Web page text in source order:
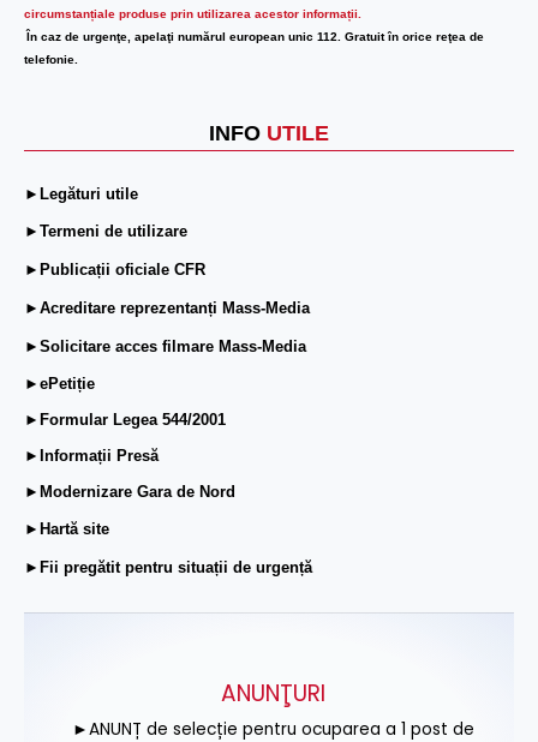
circumstanțiale produse prin utilizarea acestor informații.
În caz de urgenţe, apelaţi numărul european unic 112. Gratuit în orice reţea de
telefonie.
INFO UTILE
►Legături utile
►Termeni de utilizare
►Publicații oficiale CFR
►Acreditare reprezentanți Mass-Media
►Solicitare acces filmare Mass-Media
►ePetiție
►Formular Legea 544/2001
►Informații Presă
►Modernizare Gara de Nord
►Hartă site
►Fii pregătit pentru situații de urgență
ANUNŢURI
►ANUNȚ de selecție pentru ocuparea a 1 post de